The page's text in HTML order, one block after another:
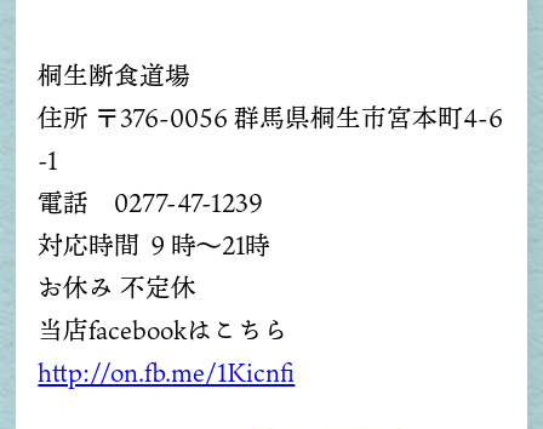
桐生断食道場
住所 〒376-0056 群馬県桐生市宮本町4-6
-1
電話 0277-47-1239
対応時間 ９時～21時
お休み 不定休
当店facebookはこちら
http://on.fb.me/1Kicnfi